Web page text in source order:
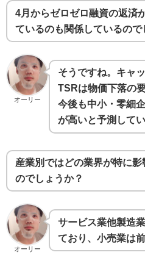
4月からゼロゼロ融資の返済
ているのも関係しているので
オーリー
そうですね。キャ
TSRは物価下落の
今後も中小・零細
が高いと予測してい
産業別ではどの業界が特に影
のでしょうか？
オーリー
サービス業他製造
ており、小売業は